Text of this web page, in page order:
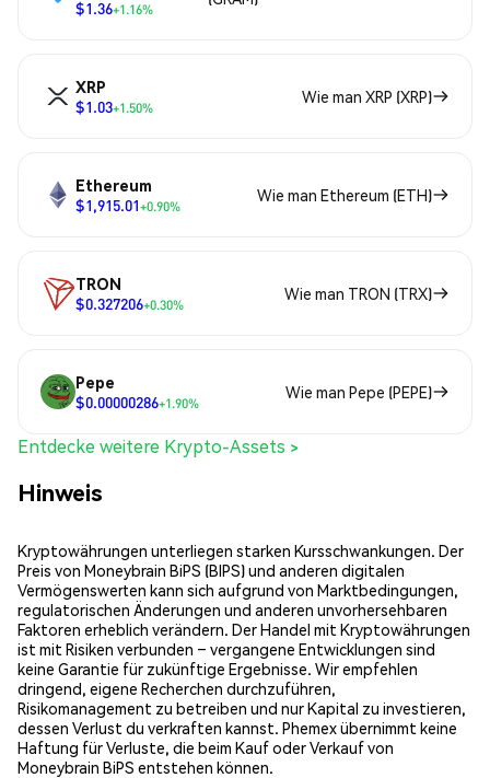
$1.36+1.16%
XRP
$1.03+1.50%
Wie man XRP (XRP)
Ethereum
$1,915.01+0.90%
Wie man Ethereum (ETH)
TRON
$0.327206+0.30%
Wie man TRON (TRX)
Pepe
$0.00000286+1.90%
Wie man Pepe (PEPE)
Entdecke weitere Krypto-Assets >
Hinweis
Kryptowährungen unterliegen starken Kursschwankungen. Der
Preis von Moneybrain BiPS (BIPS) und anderen digitalen
Vermögenswerten kann sich aufgrund von Marktbedingungen,
regulatorischen Änderungen und anderen unvorhersehbaren
Faktoren erheblich verändern. Der Handel mit Kryptowährungen
ist mit Risiken verbunden – vergangene Entwicklungen sind
keine Garantie für zukünftige Ergebnisse. Wir empfehlen
dringend, eigene Recherchen durchzuführen,
Risikomanagement zu betreiben und nur Kapital zu investieren,
dessen Verlust du verkraften kannst. Phemex übernimmt keine
Haftung für Verluste, die beim Kauf oder Verkauf von
Moneybrain BiPS entstehen können.